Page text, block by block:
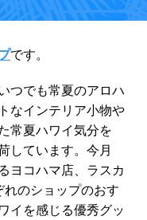
です。
つでも常夏のアロハ
なインテリア小物や
常夏ハワイ気分を
しています。 今月
ヨコハマ店、ラスカ
のショップのおす
イを感じる優秀グッ